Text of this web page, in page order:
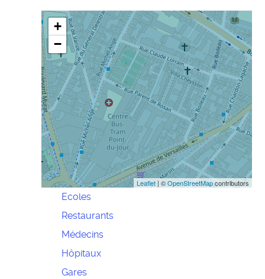
+
−
Leaflet| ©OpenStreetMapcontributors
Ecoles
Restaurants
Médecins
Hôpitaux
Gares